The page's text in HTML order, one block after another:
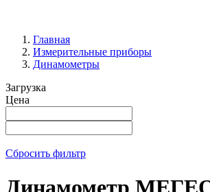
Главная
Измерительные приборы
Динамометры
Загрузка
Цена
Сбросить фильтр
Динамометр